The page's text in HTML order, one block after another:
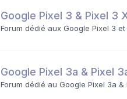
Google Pixel 3 & Pixel 3
Forum dédié aux Google Pixel 3 et
Google Pixel 3a & Pixel
Forum dédié au Google Pixel 3a &